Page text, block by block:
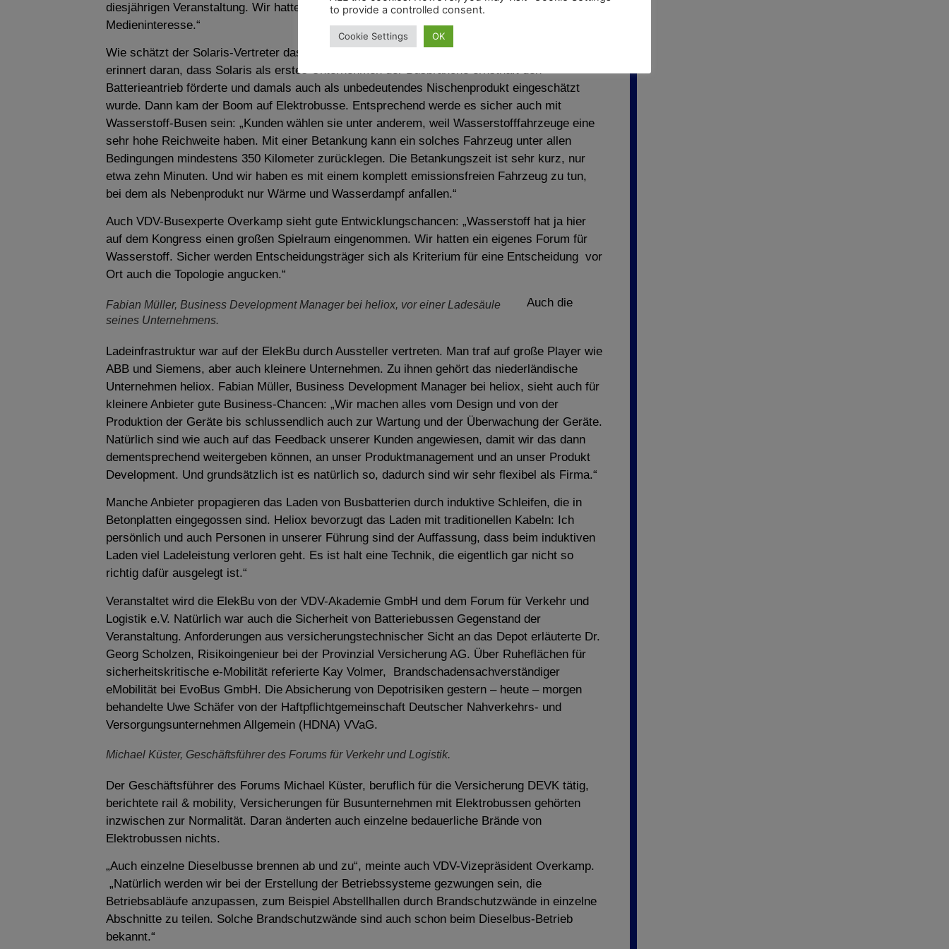
diesjährigen Veranstaltung. Wir hatten viele Besucher, viele Kunden, viele Lieferanten und viel
Medieninteresse.“
Wie schätzt der Solaris-Vertreter das Interesse an Wasserstoffbussen ein? Figaszewski
erinnert daran, dass Solaris als erstes Unternehmen der Busbranche ernsthaft den
Batterieantrieb förderte und damals auch als unbedeutendes Nischenprodukt eingeschätzt
wurde. Dann kam der Boom auf Elektrobusse. Entsprechend werde es sicher auch mit
Wasserstoff-Busen sein: „Kunden wählen sie unter anderem, weil Wasserstofffahrzeuge eine
sehr hohe Reichweite haben. Mit einer Betankung kann ein solches Fahrzeug unter allen
Bedingungen mindestens 350 Kilometer zurücklegen. Die Betankungszeit ist sehr kurz, nur
etwa zehn Minuten. Und wir haben es mit einem komplett emissionsfreien Fahrzeug zu tun,
bei dem als Nebenprodukt nur Wärme und Wasserdampf anfallen.“
Auch VDV-Busexperte Overkamp sieht gute Entwicklungschancen: „Wasserstoff hat ja hier
auf dem Kongress einen großen Spielraum eingenommen. Wir hatten ein eigenes Forum für
Wasserstoff. Sicher werden Entscheidungsträger sich als Kriterium für eine Entscheidung vor
Ort auch die Topologie angucken.“
Fabian Müller, Business Development Manager bei heliox, vor einer Ladesäule
seines Unternehmens.
Auch die
Ladeinfrastruktur war auf der ElekBu durch Aussteller vertreten. Man traf auf große Player wie
ABB und Siemens, aber auch kleinere Unternehmen. Zu ihnen gehört das niederländische
Unternehmen heliox. Fabian Müller, Business Development Manager bei heliox, sieht auch für
kleinere Anbieter gute Business-Chancen: „Wir machen alles vom Design und von der
Produktion der Geräte bis schlussendlich auch zur Wartung und der Überwachung der Geräte.
Natürlich sind wie auch auf das Feedback unserer Kunden angewiesen, damit wir das dann
dementsprechend weitergeben können, an unser Produktmanagement und an unser Produkt
Development. Und grundsätzlich ist es natürlich so, dadurch sind wir sehr flexibel als Firma.“
Manche Anbieter propagieren das Laden von Busbatterien durch induktive Schleifen, die in
Betonplatten eingegossen sind. Heliox bevorzugt das Laden mit traditionellen Kabeln: Ich
persönlich und auch Personen in unserer Führung sind der Auffassung, dass beim induktiven
Laden viel Ladeleistung verloren geht. Es ist halt eine Technik, die eigentlich gar nicht so
richtig dafür ausgelegt ist.“
Veranstaltet wird die ElekBu von der VDV-Akademie GmbH und dem Forum für Verkehr und
Logistik e.V. Natürlich war auch die Sicherheit von Batteriebussen Gegenstand der
Veranstaltung. Anforderungen aus versicherungstechnischer Sicht an das Depot erläuterte Dr.
Georg Scholzen, Risikoingenieur bei der Provinzial Versiche­rung AG. Über Ruheflächen für
sicherheitskritische e-Mobilität referierte Kay Volmer, Brandschadensachverständiger
eMobilität bei EvoBus GmbH. Die Absicherung von Depotrisiken gestern – heute – morgen
behandelte Uwe Schäfer von der Haftpflichtgemeinschaft Deutscher Nahverkehrs- und
Versorgungsunternehmen Allgemein (HDNA) VVaG.
Michael Küster, Geschäftsführer des Forums für Verkehr und Logistik.
Der Geschäftsführer des Forums Michael Küster, beruflich für die Versicherung DEVK tätig,
berichtete rail & mobility, Versicherungen für Busunternehmen mit Elektrobussen gehörten
inzwischen zur Normalität. Daran änderten auch einzelne bedauerliche Brände von
Elektrobussen nichts.
„Auch einzelne Dieselbusse brennen ab und zu“, meinte auch VDV-Vizepräsident Overkamp.
„Natürlich werden wir bei der Erstellung der Betriebssysteme gezwungen sein, die
Betriebsabläufe anzupassen, zum Beispiel Abstellhallen durch Brandschutzwände in einzelne
Abschnitte zu teilen. Solche Brandschutzwände sind auch schon beim Dieselbus-Betrieb
bekannt.“
to provide a controlled consent.
Cookie Settings OK